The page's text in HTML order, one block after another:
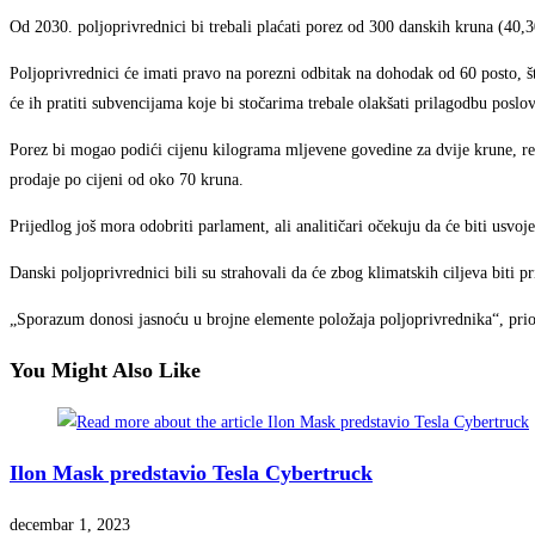
Od 2030. poljoprivrednici bi trebali plaćati porez od 300 danskih kruna
Poljoprivrednici će imati pravo na porezni odbitak na dohodak od 60 posto,
će ih pratiti subvencijama koje bi stočarima trebale olakšati prilagodbu
Porez bi mogao podići cijenu kilograma mljevene govedine za dvije krune,
prodaje po cijeni od oko 70 kruna.
Prijedlog još mora odobriti parlament, ali analitičari očekuju da će biti
Danski poljoprivrednici bili su strahovali da će zbog klimatskih ciljeva biti
„Sporazum donosi jasnoću u brojne elemente položaja poljoprivrednika“,
You Might Also Like
Ilon Mask predstavio Tesla Cybertruck
decembar 1, 2023